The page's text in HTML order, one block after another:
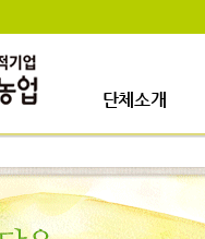
단체소개
인사말
걸어온길
사업이력